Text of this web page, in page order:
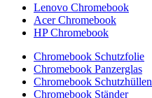
Lenovo Chromebook
Acer Chromebook
HP Chromebook
Chromebook Schutzfolie
Chromebook Panzerglas
Chromebook Schutzhüllen
Chromebook Ständer